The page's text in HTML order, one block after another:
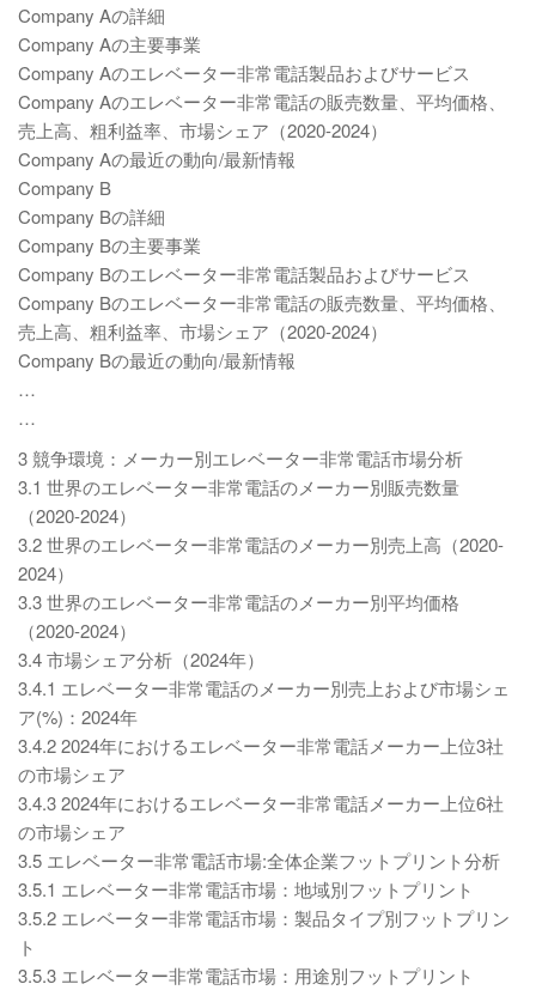
Company Aの詳細
Company Aの主要事業
Company Aのエレベーター非常電話製品およびサービス
Company Aのエレベーター非常電話の販売数量、平均価格、
売上高、粗利益率、市場シェア（2020-2024）
Company Aの最近の動向/最新情報
Company B
Company Bの詳細
Company Bの主要事業
Company Bのエレベーター非常電話製品およびサービス
Company Bのエレベーター非常電話の販売数量、平均価格、
売上高、粗利益率、市場シェア（2020-2024）
Company Bの最近の動向/最新情報
…
…
3 競争環境：メーカー別エレベーター非常電話市場分析
3.1 世界のエレベーター非常電話のメーカー別販売数量
（2020-2024）
3.2 世界のエレベーター非常電話のメーカー別売上高（2020-
2024）
3.3 世界のエレベーター非常電話のメーカー別平均価格
（2020-2024）
3.4 市場シェア分析（2024年）
3.4.1 エレベーター非常電話のメーカー別売上および市場シェ
ア(%)：2024年
3.4.2 2024年におけるエレベーター非常電話メーカー上位3社
の市場シェア
3.4.3 2024年におけるエレベーター非常電話メーカー上位6社
の市場シェア
3.5 エレベーター非常電話市場:全体企業フットプリント分析
3.5.1 エレベーター非常電話市場：地域別フットプリント
3.5.2 エレベーター非常電話市場：製品タイプ別フットプリン
ト
3.5.3 エレベーター非常電話市場：用途別フットプリント